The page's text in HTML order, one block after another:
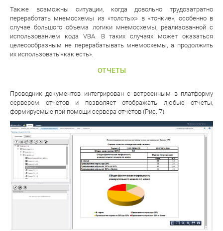
Также возможны ситуации, когда довольно трудозатратно
переработать мнемосхемы из «толстых» в «тонкие», особенно в
случае большого объема логики мнемосхемы, реализованной с
использованием кода VBA. В таких случаях может оказаться
целесообразным не перерабатывать мнемосхемы, а продолжить
их использовать «как есть».
ОТЧЕТЫ
Проводник документов интегрирован с встроенным в платформу
сервером отчетов и позволяет отображать любые отчеты,
формируемые при помощи сервера отчетов (Рис. 7).